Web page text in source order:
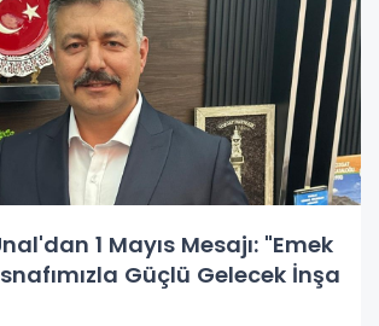
1 Mayıs Mesajı: "Emek
Güçlü Gelecek İnşa